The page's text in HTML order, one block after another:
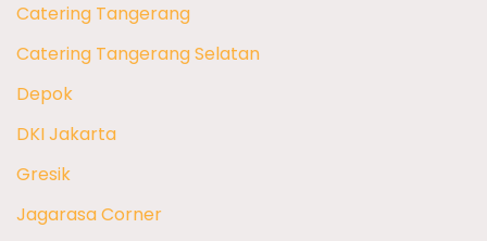
Catering Tangerang
Catering Tangerang Selatan
Depok
DKI Jakarta
Gresik
Jagarasa Corner